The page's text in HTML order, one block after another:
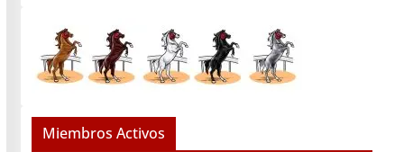
Miembros Activos